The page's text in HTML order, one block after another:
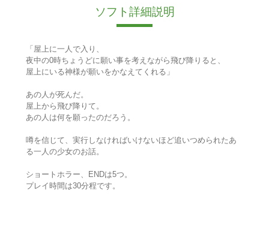
ソフト詳細説明
「屋上に一人で入り、
夜中の0時ちょうどに願い事を考えながら飛び降りると、
屋上にいる神様が願いをかなえてくれる」
あの人が死んだ。
屋上から飛び降りて。
あの人は何を願ったのだろう。
噂を信じて、実行しなければいけないほど追いつめられたあ
る一人の少女のお話。
ショートホラー、ENDは5つ。
プレイ時間は30分程です。